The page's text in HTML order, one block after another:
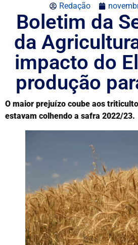
Redação
Boletim da
da
impacto do
produção
O maior prejuízo coube aos
estavam colhendo a safra 2022/23.